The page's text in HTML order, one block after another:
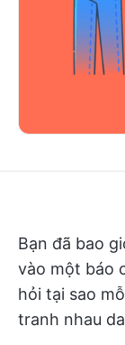
Bạn đã bao
vào một báo
hỏi tại sao
tranh nhau